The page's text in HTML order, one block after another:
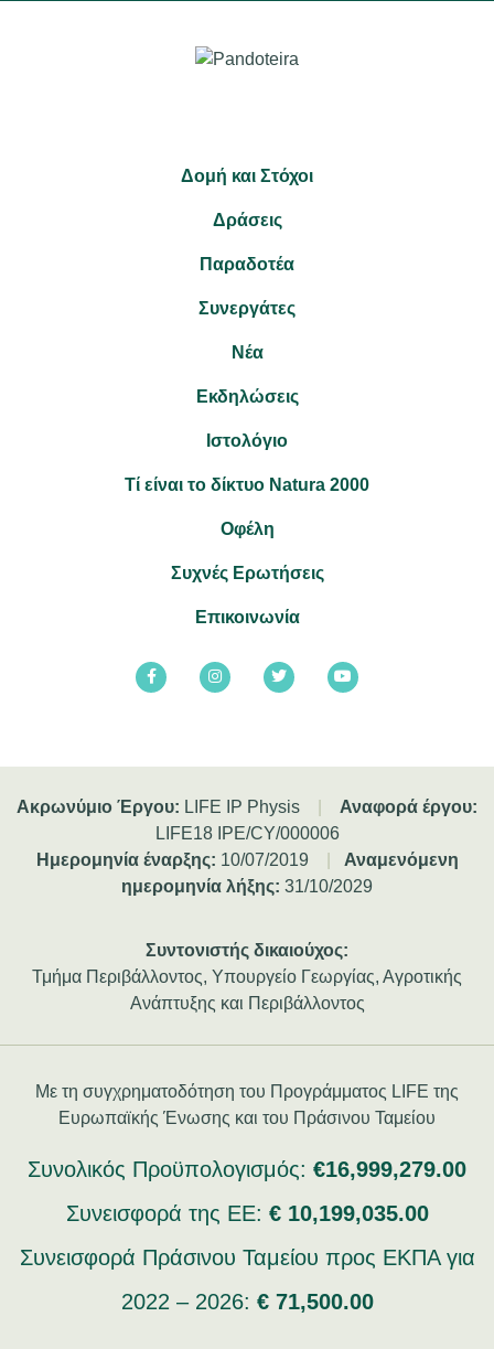
Δομή και Στόχοι
Δράσεις
Παραδοτέα
Συνεργάτες
Νέα
Εκδηλώσεις
Ιστολόγιο
Τί είναι το δίκτυο Natura 2000
Οφέλη
Συχνές Ερωτήσεις
Επικοινωνία
Ακρωνύμιο Έργου: LIFE IP Physis
Αναφορά έργου:
LIFE18 IPE/CY/000006
Ημερομηνία έναρξης: 10/07/2019
Αναμενόμενη
ημερομηνία λήξης: 31/10/2029
Συντονιστής δικαιούχος:
Τμήμα Περιβάλλοντος, Υπουργείο Γεωργίας, Αγροτικής
Ανάπτυξης και Περιβάλλοντος
Με τη συγχρηματοδότηση του Προγράμματος LIFE της
Ευρωπαϊκής Ένωσης και του Πράσινου Ταμείου
Συνολικός Προϋπολογισμός: €16,999,279.00
Συνεισφορά της ΕΕ: € 10,199,035.00
Συνεισφορά Πράσινου Ταμείου προς ΕΚΠΑ για
2022 – 2026: € 71,500.00